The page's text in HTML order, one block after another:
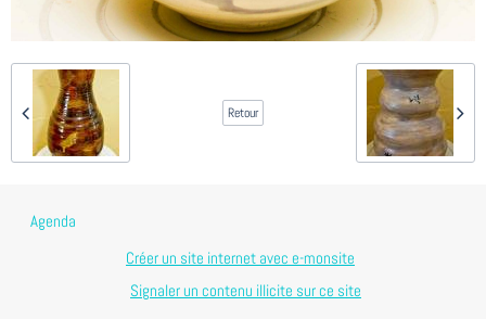
Retour
Agenda
Créer un site internet avec e-monsite
Signaler un contenu illicite sur ce site